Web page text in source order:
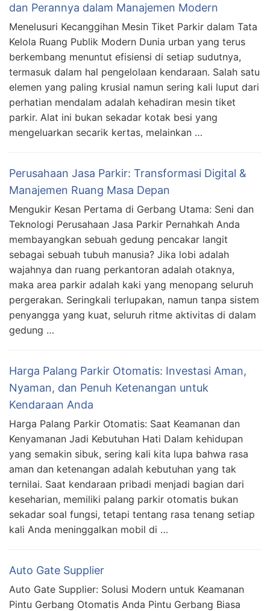
dan Perannya dalam Manajemen Modern
Menelusuri Kecanggihan Mesin Tiket Parkir dalam Tata
Kelola Ruang Publik Modern Dunia urban yang terus
berkembang menuntut efisiensi di setiap sudutnya,
termasuk dalam hal pengelolaan kendaraan. Salah satu
elemen yang paling krusial namun sering kali luput dari
perhatian mendalam adalah kehadiran mesin tiket
parkir. Alat ini bukan sekadar kotak besi yang
mengeluarkan secarik kertas, melainkan …
Perusahaan Jasa Parkir: Transformasi Digital &
Manajemen Ruang Masa Depan
Mengukir Kesan Pertama di Gerbang Utama: Seni dan
Teknologi Perusahaan Jasa Parkir Pernahkah Anda
membayangkan sebuah gedung pencakar langit
sebagai sebuah tubuh manusia? Jika lobi adalah
wajahnya dan ruang perkantoran adalah otaknya,
maka area parkir adalah kaki yang menopang seluruh
pergerakan. Seringkali terlupakan, namun tanpa sistem
penyangga yang kuat, seluruh ritme aktivitas di dalam
gedung …
Harga Palang Parkir Otomatis: Investasi Aman,
Nyaman, dan Penuh Ketenangan untuk
Kendaraan Anda
Harga Palang Parkir Otomatis: Saat Keamanan dan
Kenyamanan Jadi Kebutuhan Hati Dalam kehidupan
yang semakin sibuk, sering kali kita lupa bahwa rasa
aman dan ketenangan adalah kebutuhan yang tak
ternilai. Saat kendaraan pribadi menjadi bagian dari
keseharian, memiliki palang parkir otomatis bukan
sekadar soal fungsi, tetapi tentang rasa tenang setiap
kali Anda meninggalkan mobil di …
Auto Gate Supplier
Auto Gate Supplier: Solusi Modern untuk Keamanan
Pintu Gerbang Otomatis Anda Pintu Gerbang Biasa